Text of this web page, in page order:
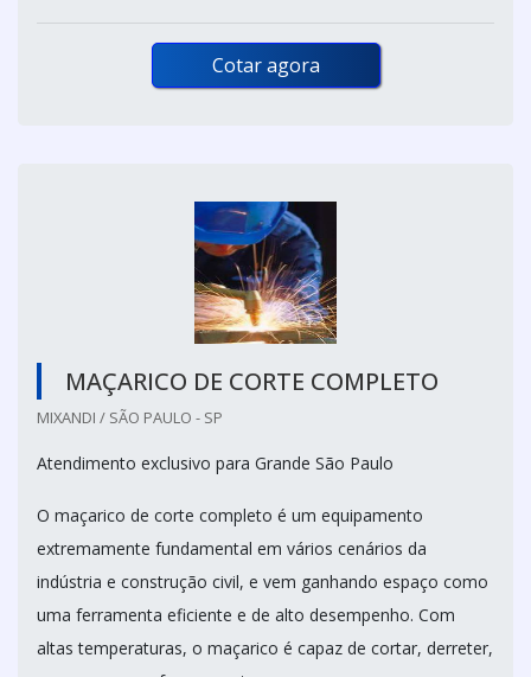
Cotar agora
MAÇARICO DE CORTE COMPLETO
MIXANDI / SÃO PAULO - SP
Atendimento exclusivo para Grande São Paulo
O maçarico de corte completo é um equipamento
extremamente fundamental em vários cenários da
indústria e construção civil, e vem ganhando espaço como
uma ferramenta eficiente e de alto desempenho. Com
altas temperaturas, o maçarico é capaz de cortar, derreter,